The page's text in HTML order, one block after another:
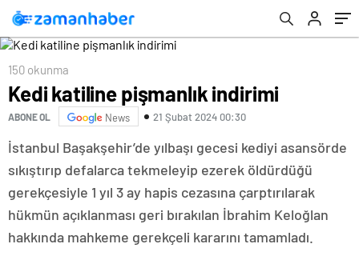
150 okunma
Kedi katiline pişmanlık indirimi
ABONE OL News 21 Şubat 2024 00:30
İstanbul Başakşehir’de yılbaşı gecesi kediyi asansörde
sıkıştırıp defalarca tekmeleyip ezerek öldürdüğü
gerekçesiyle 1 yıl 3 ay hapis cezasına çarptırılarak
hükmün açıklanması geri bırakılan İbrahim Keloğlan
hakkında mahkeme gerekçeli kararını tamamladı.